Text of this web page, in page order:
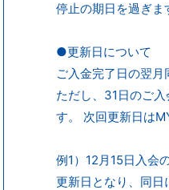
停止の期日を過ぎま
●更新日について
ご入金完了日の翌月
ただし、31日のご
す。 次回更新日は
例1）12月15日入会
更新日となり、同日